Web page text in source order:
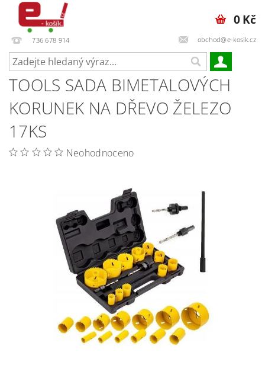
736 678 914 obchod@e-kosik.cz
0 Kč
TOOLS SADA BIMETALOVÝCH
KORUNEK NA DŘEVO ŽELEZO
17KS
Neohodnoceno